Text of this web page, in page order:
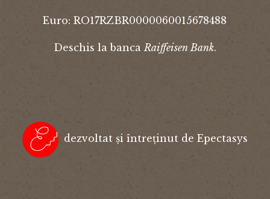
Euro: RO17RZBR0000060015678488
Deschis la banca Raiffeisen Bank.
dezvoltat și întreținut de Epectasys